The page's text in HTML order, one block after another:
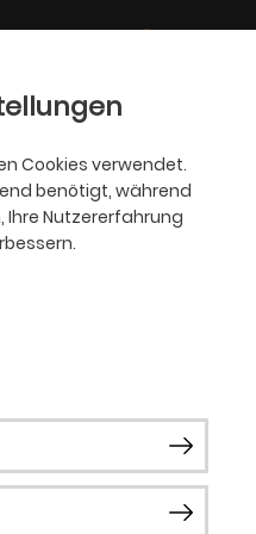
Cookies verwendet.
benötigt, während
Ihre Nutzererfahrung
u. a. sollen
nicht mit
kommen,
sich als junge
die das